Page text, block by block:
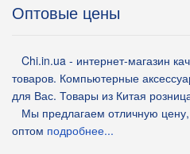
Оптовые цены
Chi.in.ua - интернет-магазин
товаров. Компьютерные
для Вас. Товары из Китая
Мы предлагаем отличную цену,
оптом подробнее...